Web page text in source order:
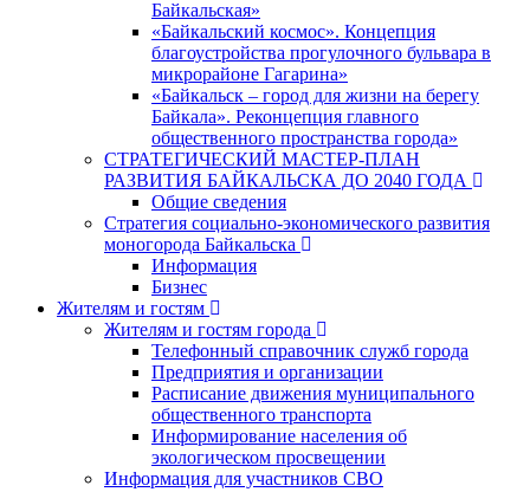
Байкальская»
«Байкальский космос». Концепция
благоустройства прогулочного бульвара в
микрорайоне Гагарина»
«Байкальск – город для жизни на берегу
Байкала». Реконцепция главного
общественного пространства города»
СТРАТЕГИЧЕСКИЙ МАСТЕР-ПЛАН
РАЗВИТИЯ БАЙКАЛЬСКА ДО 2040 ГОДА
Общие сведения
Стратегия социально-экономического развития
моногорода Байкальска
Информация
Бизнес
Жителям и гостям
Жителям и гостям города
Телефонный справочник служб города
Предприятия и организации
Расписание движения муниципального
общественного транспорта
Информирование населения об
экологическом просвещении
Информация для участников СВО